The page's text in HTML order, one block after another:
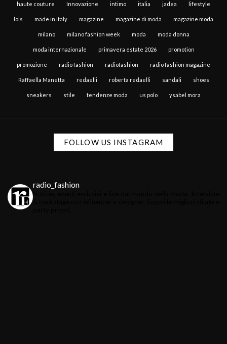
haute couture Innovazione intimo italia jadea lifestyle
lois made in italy magazine magazine di moda magazine moda
milano milano fashion week moda moda donna
moda internazionale primavera estate 2026 promotion
promozione radio fashion radiofashion radio fashion magazine
Raffaella Manetta redaelli roberta redaelli sandali shoes
sneakers stile tendenze moda us polo ysabel mora
FOLLOW US INSTAGRAM
radio_fashion